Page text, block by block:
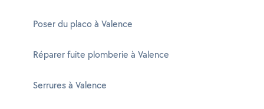
Poser du placo à Valence
Réparer fuite plomberie à Valence
Serrures à Valence